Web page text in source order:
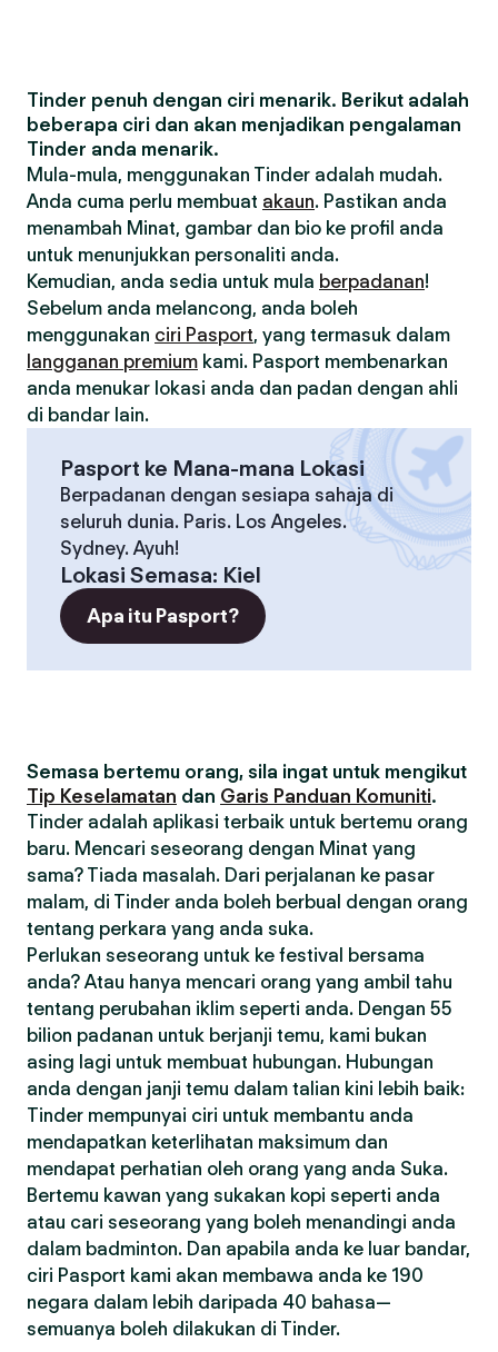
Tinder penuh dengan ciri menarik. Berikut adalah
beberapa ciri dan akan menjadikan pengalaman
Tinder anda menarik.
Mula-mula, menggunakan Tinder adalah mudah.
Anda cuma perlu membuat akaun. Pastikan anda
menambah Minat, gambar dan bio ke profil anda
untuk menunjukkan personaliti anda.
Kemudian, anda sedia untuk mula berpadanan!
Sebelum anda melancong, anda boleh
menggunakan ciri Pasport, yang termasuk dalam
langganan premium kami. Pasport membenarkan
anda menukar lokasi anda dan padan dengan ahli
di bandar lain.
Pasport ke Mana-mana Lokasi
Berpadanan dengan sesiapa sahaja di
seluruh dunia. Paris. Los Angeles.
Sydney. Ayuh!
Lokasi Semasa: Kiel
Apa itu Pasport?
Semasa bertemu orang, sila ingat untuk mengikut
Tip Keselamatan dan Garis Panduan Komuniti.
Tinder adalah aplikasi terbaik untuk bertemu orang
baru. Mencari seseorang dengan Minat yang
sama? Tiada masalah. Dari perjalanan ke pasar
malam, di Tinder anda boleh berbual dengan orang
tentang perkara yang anda suka.
Perlukan seseorang untuk ke festival bersama
anda? Atau hanya mencari orang yang ambil tahu
tentang perubahan iklim seperti anda. Dengan 55
bilion padanan untuk berjanji temu, kami bukan
asing lagi untuk membuat hubungan. Hubungan
anda dengan janji temu dalam talian kini lebih baik:
Tinder mempunyai ciri untuk membantu anda
mendapatkan keterlihatan maksimum dan
mendapat perhatian oleh orang yang anda Suka.
Bertemu kawan yang sukakan kopi seperti anda
atau cari seseorang yang boleh menandingi anda
dalam badminton. Dan apabila anda ke luar bandar,
ciri Pasport kami akan membawa anda ke 190
negara dalam lebih daripada 40 bahasa—
semuanya boleh dilakukan di Tinder.